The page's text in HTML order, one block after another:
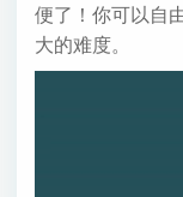
便了！你可以自
大的难度。